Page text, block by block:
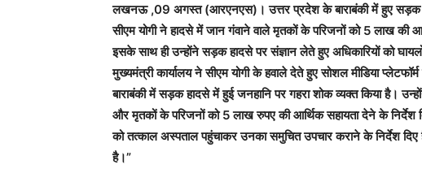
लखनऊ ,09 अगस्त (आरएनएस)। उत्तर प्रदेश के बाराबंकी में हुए सड़क
सीएम योगी ने हादसे में जान गंवाने वाले मृतकों के परिजनों को 5 लाख की
इसके साथ ही उन्होंने सड़क हादसे पर संज्ञान लेते हुए अधिकारियों को
मुख्यमंत्री कार्यालय ने सीएम योगी के हवाले देते हुए सोशल मीडिया
बाराबंकी में सड़क हादसे में हुई जनहानि पर गहरा शोक व्यक्त किया है।
और मृतकों के परिजनों को 5 लाख रुपए की आर्थिक सहायता देने के निर्देश
को तत्काल अस्पताल पहुंचाकर उनका समुचित उपचार कराने के निर्देश
है।”